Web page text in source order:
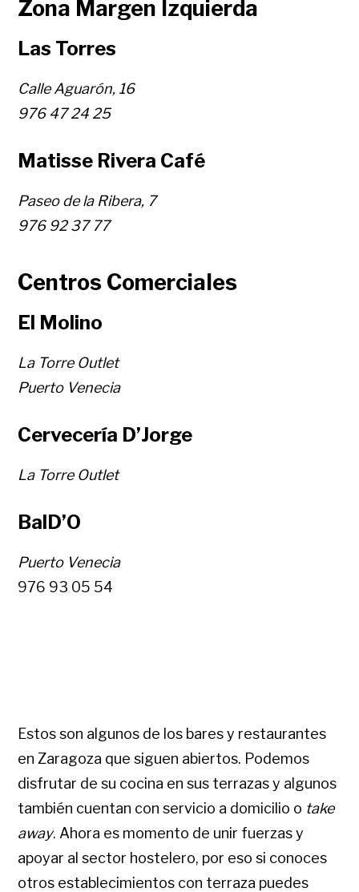
Zona Margen Izquierda
Las Torres
Calle Aguarón, 16
976 47 24 25
Matisse Rivera Café
Paseo de la Ribera, 7
976 92 37 77
Centros Comerciales
El Molino
La Torre Outlet
Puerto Venecia
Cervecería D’Jorge
La Torre Outlet
BalD’O
Puerto Venecia
976 93 05 54
Estos son algunos de los bares y restaurantes
en Zaragoza que siguen abiertos. Podemos
disfrutar de su cocina en sus terrazas y algunos
también cuentan con servicio a domicilio o take
away. Ahora es momento de unir fuerzas y
apoyar al sector hostelero, por eso si conoces
otros establecimientos con terraza puedes